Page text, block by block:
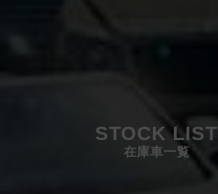
STOCK LIST
在庫車一覧